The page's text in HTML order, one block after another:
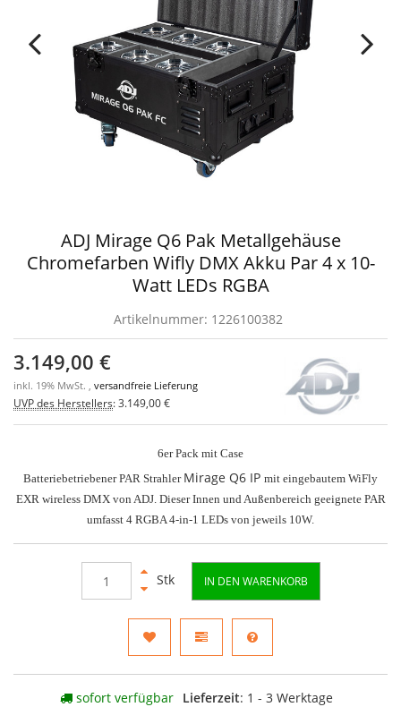
ADJ Mirage Q6 Pak Metallgehäuse
Chromefarben Wifly DMX Akku Par 4 x 10-
Watt LEDs RGBA
Artikelnummer: 1226100382
3.149,00 €
inkl. 19% MwSt. , versandfreie Lieferung
UVP des Herstellers:3.149,00 €
6er Pack mit Case
Batteriebetriebener PAR Strahler Mirage Q6 IP mit eingebautem WiFly
EXR wireless DMX von ADJ. Dieser Innen und Außenbereich geeignete PAR
umfasst 4 RGBA 4-in-1 LEDs von jeweils 10W.
Stk IN DEN WARENKORB
sofort verfügbar Lieferzeit: 1 - 3 Werktage